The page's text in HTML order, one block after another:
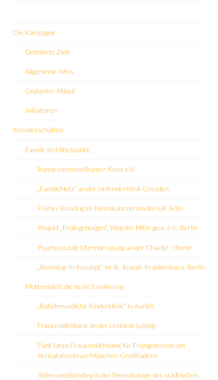
Die Kampagne
Definierte Ziele
Allgemeine Infos
Geplanter Ablauf
Initiatoren
Kernbotschaften
Familie im Mittelpunkt
Bundesverband Bunter Kreis e.V.
„FamilieNetz“ an der Unikinderklinik Dresden
Frühes Bonding im Perinatalzentrum der UK Köln
Projekt „Früh geborgen“, Weg der Mitte gem. e.V., Berlin
Psychosoziale Elternberatung an der Charité – Berlin
„Rooming-In Konzept“ im St. Joseph Krankenhaus, Berlin
Muttermilch: die beste Ernährung
„Babyfreundliche Kinderklinik“ in Aurich
Frauenmilchbank an der Uniklinik Leipzig
Fünf Jahre Frauenmilchbank für Frühgeborene am
Perinatalzentrum München-Großhadern
Stillen und Bonding in der Neonatologie des städtischen